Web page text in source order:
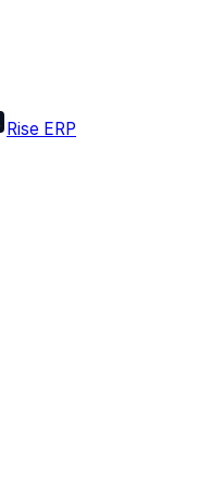
Rise ERP